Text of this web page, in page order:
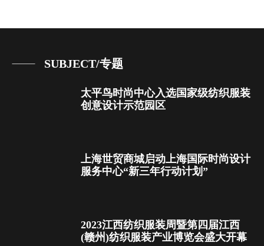
SUBJECT/专题
太平鸟时尚中心入选国家级纺织服装
创意设计示范园区
上海世贸商城启动上海国际时尚设计
服务中心“新三年行动计划”
2023江西纺织服装周暨第四届江西
(赣州)纺织服装产业博览会盛大开幕